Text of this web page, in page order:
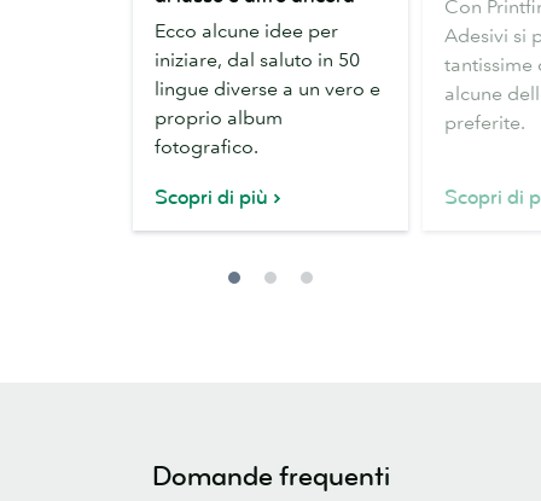
Biglietti
visita
lusso
Ecco alcune idee per
iniziare, dal saluto in 50
lingue diverse a un vero e
proprio album
fotografico.
Scopri di più
con
Adesivi
Con
Adesivi si
tantissime
alcune
preferite.
Scopri di
Domande frequenti